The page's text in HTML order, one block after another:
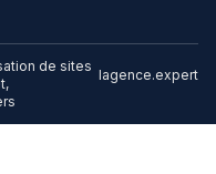
de sites
lagence.expert